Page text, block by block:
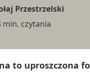
Przestrzelski
min. czytania
to uproszczona